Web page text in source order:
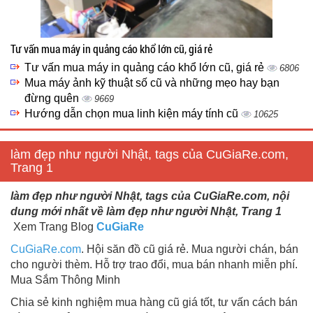
Tư vấn mua máy in quảng cáo khổ lớn cũ, giá rẻ
Tư vấn mua máy in quảng cáo khổ lớn cũ, giá rẻ 6806
Mua máy ảnh kỹ thuật số cũ và những mẹo hay bạn
đừng quên
9669
Hướng dẫn chọn mua linh kiện máy tính cũ 10625
làm đẹp như người Nhật, tags của CuGiaRe.com,
Trang 1
làm đẹp như người Nhật, tags của CuGiaRe.com, nội
dung mới nhất về làm đẹp như người Nhật, Trang 1
Xem Trang Blog CuGiaRe
CuGiaRe.com. Hội săn đồ cũ giá rẻ. Mua người chán, bán
cho người thèm. Hỗ trợ trao đổi, mua bán nhanh miễn phí.
Mua Sắm Thông Minh
Chia sẻ kinh nghiệm mua hàng cũ giá tốt, tư vấn cách bán